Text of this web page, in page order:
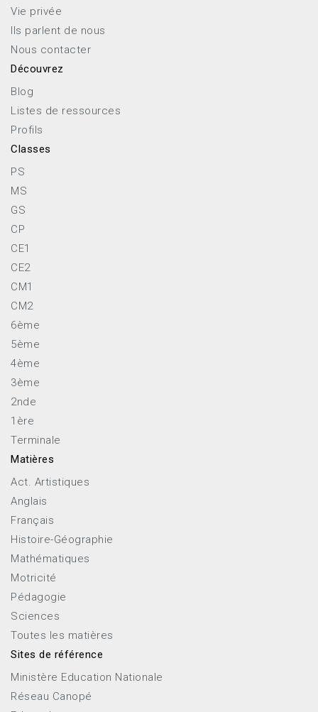
Vie privée
Ils parlent de nous
Nous contacter
Découvrez
Blog
Listes de ressources
Profils
Classes
PS
MS
GS
CP
CE1
CE2
CM1
CM2
6ème
5ème
4ème
3ème
2nde
1ère
Terminale
Matières
Act. Artistiques
Anglais
Français
Histoire-Géographie
Mathématiques
Motricité
Pédagogie
Sciences
Toutes les matières
Sites de référence
Ministère Education Nationale
Réseau Canopé